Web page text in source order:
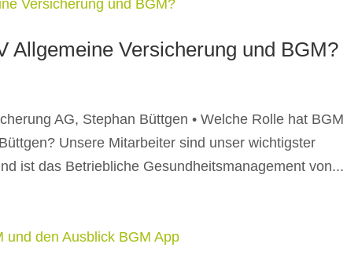
Allgemeine Versicherung und BGM?
AG, Stephan Büttgen • Welche Rolle hat BGM
Unsere Mitarbeiter sind unser wichtigster
ist das Betriebliche Gesundheitsmanagement von...